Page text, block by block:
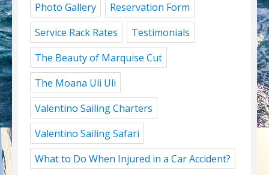
Photo Gallery
Reservation Form
Service Rack Rates
Testimonials
The Beauty of Marquise Cut
The Moana Uli Uli
Valentino Sailing Charters
Valentino Sailing Safari
What to Do When Injured in a Car Accident?